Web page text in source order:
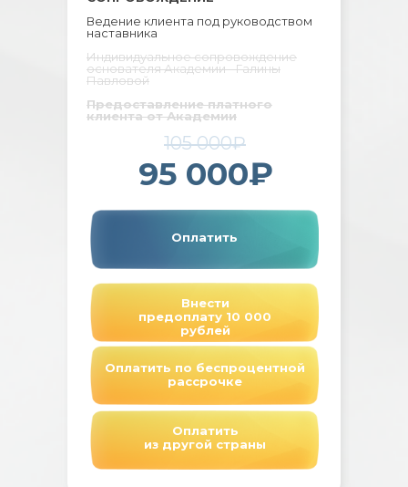
Ведение клиента под руководством
наставника
Индивидуальное сопровождение
основателя Академии - Галины
Павловой
Предоставление платного
клиента от Академии
95 000₽
105 000₽
Внести
предоплату 10 000
рублей
Оплатить по беспроцентной
рассрочке
Оплатить
из другой страны
Оплатить